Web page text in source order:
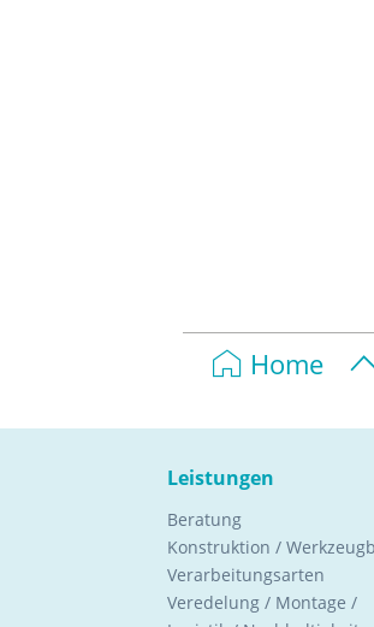
Home
Leistungen
Beratung
Konstruktion /
Verarbeitungsarten
Veredelung / Montage /